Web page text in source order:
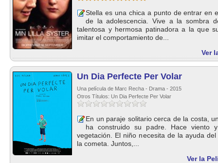
Stella es una chica a punto de entrar en
de la adolescencia. Vive a la sombra
talentosa y hermosa patinadora a la que
imitar el comportamiento de...
Ver
Un Dia Perfecte Per Volar
Una película de Marc Recha - Drama - 2015
Otros Títulos: Un Dia Perfecte Per Volar
En un paraje solitario cerca de la costa,
ha construido su padre. Hace viento
vegetación. El niño necesita de la ayuda
la cometa. Juntos,...
Ver la